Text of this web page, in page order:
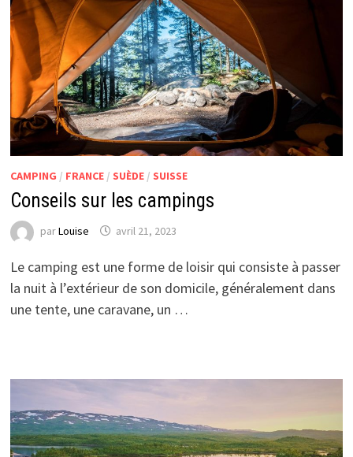
CAMPING / FRANCE/ SUÈDE/ SUISSE
Conseils sur les campings
parLouise avril 21, 2023
Le camping est une forme de loisir qui consiste à passer
la nuit à l’extérieur de son domicile, généralement dans
une tente, une caravane, un …